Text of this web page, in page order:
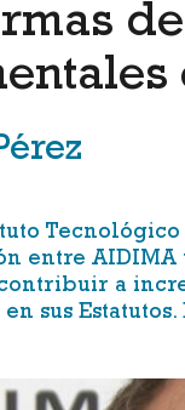
entre AIDIMA
a
sus